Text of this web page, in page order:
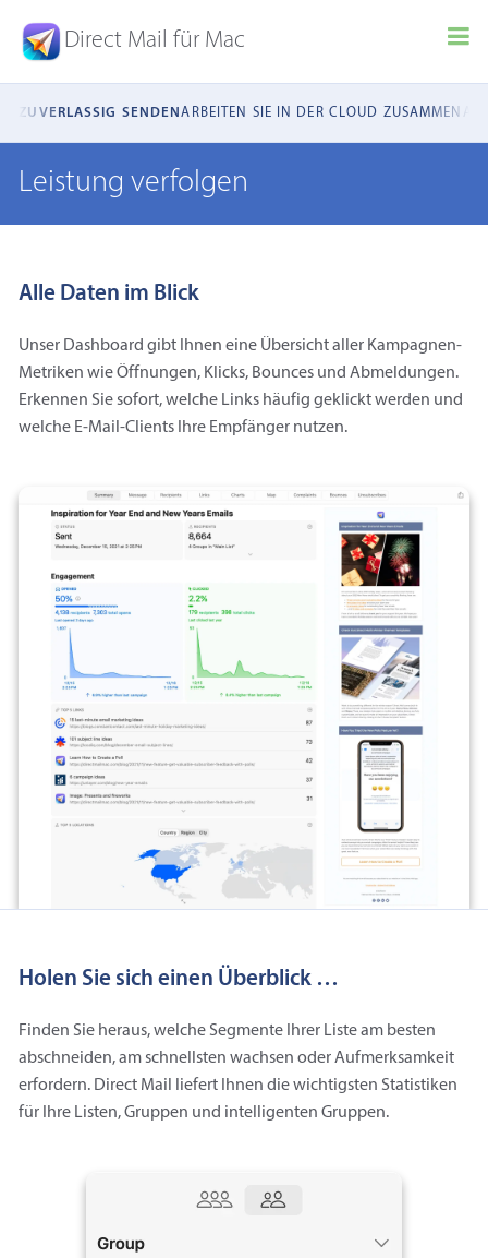
Direct Mail für Mac
ZUVERLÄSSIG SENDENARBEITEN SIE IN DER CLOUD ZUSAMMEN
Leistung verfolgen
Alle Daten im Blick
Unser Dashboard gibt Ihnen eine Übersicht aller Kampagnen-
Metriken wie Öffnungen, Klicks, Bounces und Abmeldungen.
Erkennen Sie sofort, welche Links häufig geklickt werden und
welche E‑Mail-Clients Ihre Empfänger nutzen.
Holen Sie sich einen Überblick …
Finden Sie heraus, welche Segmente Ihrer Liste am besten
abschneiden, am schnellsten wachsen oder Aufmerksamkeit
erfordern. Direct Mail liefert Ihnen die wichtigsten Statistiken
für Ihre Listen, Gruppen und intelligenten Gruppen.